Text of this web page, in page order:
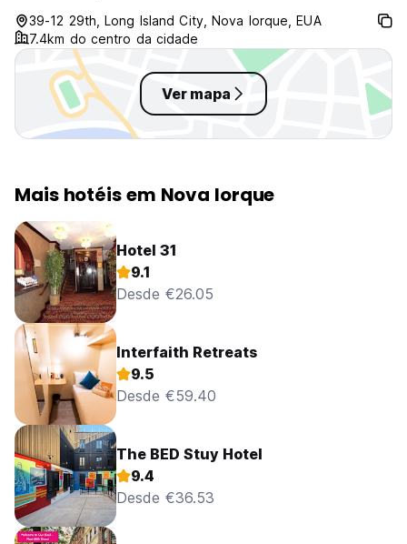
39-12 29th, Long Island City, Nova Iorque, EUA
7.4km do centro da cidade
Ver mapa
Mais hotéis em Nova Iorque
Hotel 31
9.1
Desde €26.05
Interfaith Retreats
9.5
Desde €59.40
The BED Stuy Hotel
9.4
Desde €36.53